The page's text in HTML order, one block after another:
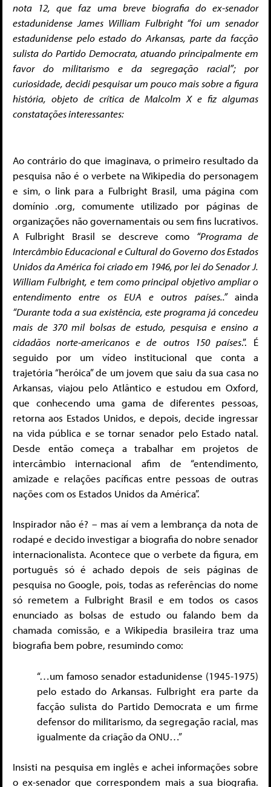
nota 12, que faz uma breve biografia do ex-senador
estadunidense James William Fulbright “foi um senador
estadunidense pelo estado do Arkansas, parte da facção
sulista do Partido Democrata, atuando principalmente em
favor do militarismo e da segregação racial”; por
curiosidade, decidi pesquisar um pouco mais sobre a figura
história, objeto de crítica de Malcolm X e fiz algumas
constatações interessantes:
Ao contrário do que imaginava, o primeiro resultado da
pesquisa não é o verbete na Wikipedia do personagem
e sim, o link para a Fulbright Brasil, uma página com
domínio .org, comumente utilizado por páginas de
organizações não governamentais ou sem fins lucrativos.
A Fulbright Brasil se descreve como “Programa de
Intercâmbio Educacional e Cultural do Governo dos Estados
Unidos da América foi criado em 1946, por lei do Senador J.
William Fulbright, e tem como principal objetivo ampliar o
entendimento entre os EUA e outros países..” ainda
“Durante toda a sua existência, este programa já concedeu
mais de 370 mil bolsas de estudo, pesquisa e ensino a
cidadãos norte-americanos e de outros 150 países.”. É
seguido por um vídeo institucional que conta a
trajetória “heróica” de um jovem que saiu da sua casa no
Arkansas, viajou pelo Atlântico e estudou em Oxford,
que conhecendo uma gama de diferentes pessoas,
retorna aos Estados Unidos, e depois, decide ingressar
na vida pública e se tornar senador pelo Estado natal.
Desde então começa a trabalhar em projetos de
intercâmbio internacional afim de “entendimento,
amizade e relações pacíficas entre pessoas de outras
nações com os Estados Unidos da América”.
Inspirador não é? – mas aí vem a lembrança da nota de
rodapé e decido investigar a biografia do nobre senador
internacionalista. Acontece que o verbete da figura, em
português só é achado depois de seis páginas de
pesquisa no Google, pois, todas as referências do nome
só remetem a Fulbright Brasil e em todos os casos
enunciado as bolsas de estudo ou falando bem da
chamada comissão, e a Wikipedia brasileira traz uma
biografia bem pobre, resumindo como:
“…um famoso senador estadunidense (1945-1975)
pelo estado do Arkansas. Fulbright era parte da
facção sulista do Partido Democrata e um firme
defensor do militarismo, da segregação racial, mas
igualmente da criação da ONU…”
Insisti na pesquisa em inglês e achei informações sobre
o ex-senador que correspondem mais a sua biografia.